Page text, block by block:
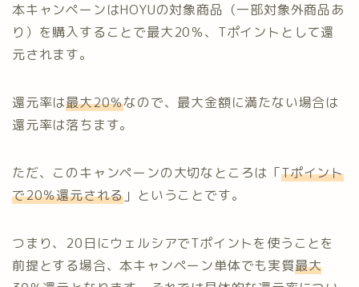
本キャンペーンはHOYUの対象商品（一部対象外商品あ
り）を購入することで最大20％、Tポイントとして還
元されます。
還元率は最大20％なので、最大金額に満たない場合は
還元率は落ちます。
ただ、このキャンペーンの大切なところは「Tポイント
で20％還元される 」ということです。
つまり、20日にウェルシアでTポイントを使うことを
前提とする場合、本キャンペーン単体でも実質最大